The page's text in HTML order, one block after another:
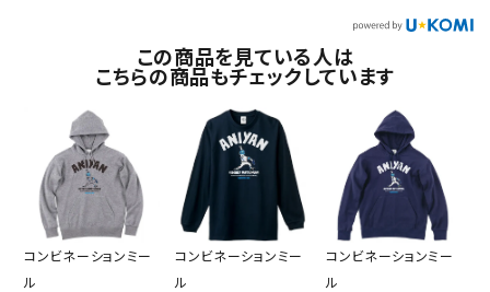
この商品を見ている人は
こちらの商品もチェックしています
コンビネーションミー
ル
コンビネーションミー
ル
コンビネーションミー
ル